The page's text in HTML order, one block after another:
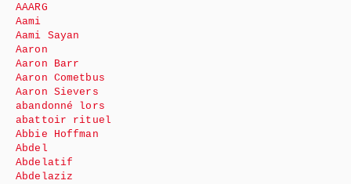
AAARG
Aami
Aami Sayan
Aaron
Aaron Barr
Aaron Cometbus
Aaron Sievers
abandonné lors
abattoir rituel
Abbie Hoffman
Abdel
Abdelatif
Abdelaziz